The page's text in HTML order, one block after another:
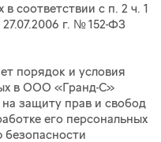
соответствии с п. 2 ч. 1
г. № 152-ФЗ
порядок и условия
в ООО «Гранд-С»
на защиту прав и свобод
его персональных